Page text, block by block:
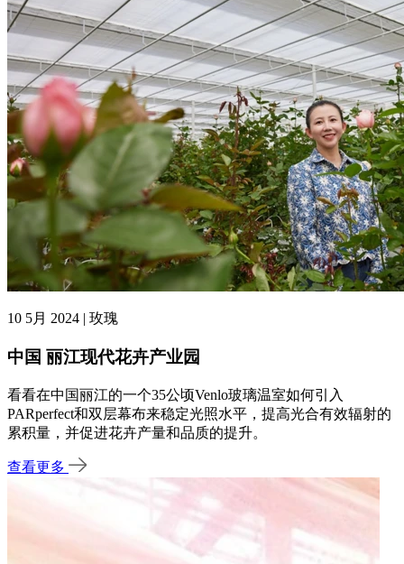
10 5月 2024 | 玫瑰
中国 丽江现代花卉产业园
看看在中国丽江的一个35公顷Venlo玻璃温室如何引入
PARperfect和双层幕布来稳定光照水平，提高光合有效辐射的
累积量，并促进花卉产量和品质的提升。
查看更多